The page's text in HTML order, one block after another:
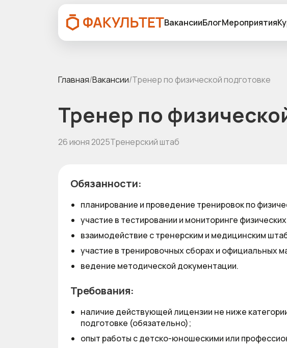
ВакансииБлогМероприятия
Главная/Вакансии/Тренер по физической подготовке
Тренер по
26 июня 2025Тренерский штаб
Обязанности:
планирование и проведение тренировок по
участие в тестировании и мониторинге
взаимодействие с тренерским и медицинским
участие в тренировочных сборах и официальных
ведение методической документации.
Требования:
наличие действующей лицензии не ниже
подготовке (обязательно);
опыт работы с детско-юношескими или